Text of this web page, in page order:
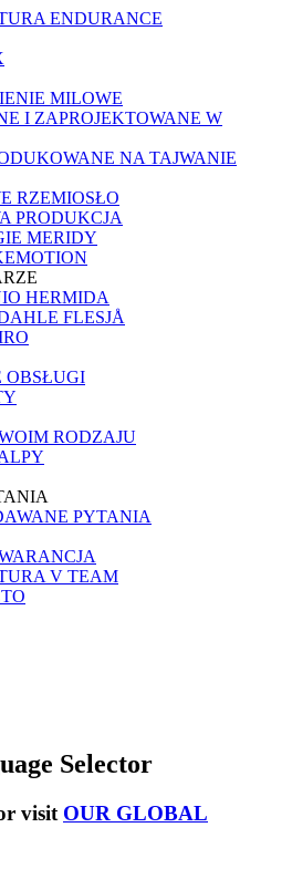
ENDURANCE
MILOWE
I ZAPROJEKTOWANE W
NA TAJWANIE
RZEMIOSŁO
PRODUKCJA
MERIDY
HERMIDA
FLESJÅ
OBSŁUGI
RODZAJU
PYTANIA
V TEAM
Selector
visit OUR GLOBAL